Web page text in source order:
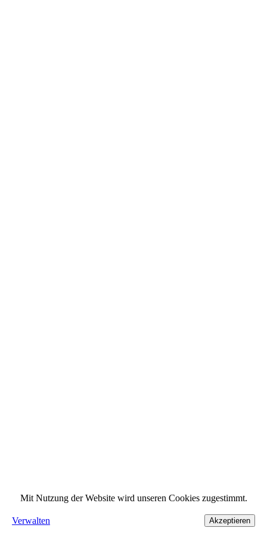
Mit Nutzung der Website wird unseren Cookies zugestimmt.
Verwalten Akzeptieren